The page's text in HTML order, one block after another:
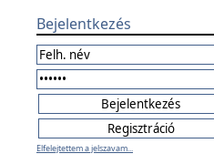
Bejelentkezés
Elfelejtettem a jelszavam...